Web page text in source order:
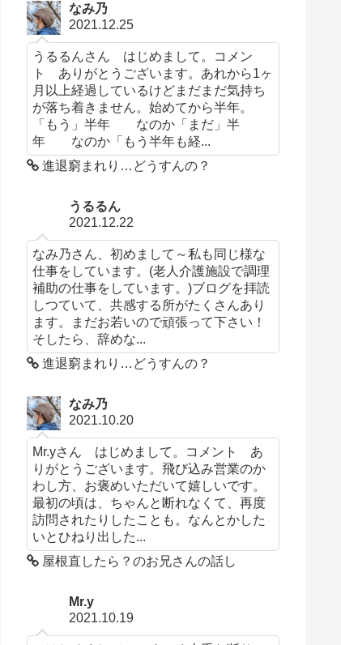
なみ乃
2021.12.25
うるるんさん はじめまして。コメン
ト ありがとうございます。あれから1ヶ
月以上経過しているけどまだまだ気持ち
が落ち着きません。始めてから半年。
「もう」半年 なのか「まだ」半
年 なのか「もう半年も経...
進退窮まれり…どうすんの？
うるるん
2021.12.22
なみ乃さん、初めまして～私も同じ様な
仕事をしています。(老人介護施設で調理
補助の仕事をしています。)ブログを拝読
しつていて、共感する所がたくさんあり
ます。まだお若いので頑張って下さい！
そしたら、辞めな...
進退窮まれり…どうすんの？
なみ乃
2021.10.20
Mr.yさん はじめまして。コメント あ
りがとうございます。飛び込み営業のか
わし方、お褒めいただいて嬉しいです。
最初の頃は、ちゃんと断れなくて、再度
訪問されたりしたことも。なんとかした
いとひねり出した...
屋根直したら？のお兄さんの話し
Mr.y
2021.10.19